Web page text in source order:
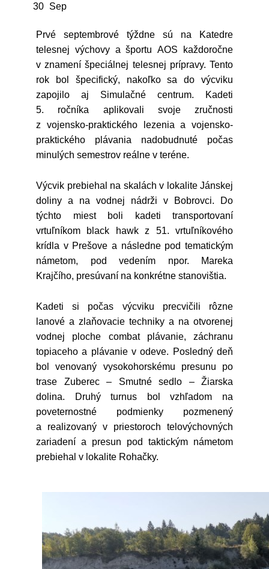
30 Sep
Prvé septembrové týždne sú na Katedre
telesnej výchovy a športu AOS každoročne
v znamení špeciálnej telesnej prípravy. Tento
rok bol špecifický, nakoľko sa do výcviku
zapojilo aj Simulačné centrum. Kadeti
5. ročníka aplikovali svoje zručnosti
z vojensko-praktického lezenia a vojensko-
praktického plávania nadobudnuté počas
minulých semestrov reálne v teréne.
Výcvik prebiehal na skalách v lokalite Jánskej
doliny a na vodnej nádrži v Bobrovci. Do
týchto miest boli kadeti transportovaní
vrtuľníkom black hawk z 51. vrtuľníkového
krídla v Prešove a následne pod tematickým
námetom, pod vedením npor. Mareka
Krajčího, presúvaní na konkrétne stanovištia.
Kadeti si počas výcviku precvičili rôzne
lanové a zlaňovacie techniky a na otvorenej
vodnej ploche combat plávanie, záchranu
topiaceho a plávanie v odeve. Posledný deň
bol venovaný vysokohorskému presunu po
trase Zuberec – Smutné sedlo – Žiarska
dolina. Druhý turnus bol vzhľadom na
poveternostné podmienky pozmenený
a realizovaný v priestoroch telovýchovných
zariadení a presun pod taktickým námetom
prebiehal v lokalite Rohačky.